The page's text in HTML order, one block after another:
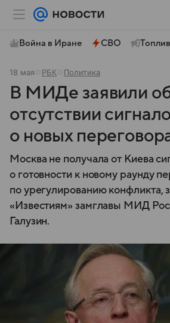
Война в Иране СВО
18 мая РБК Политика
В МИДе заявили
отсутствии
о новых
Москва не получала от Киева
о готовности к новому раунду
по урегулированию конфликта,
«Известиям» замглавы МИД
Галузин.